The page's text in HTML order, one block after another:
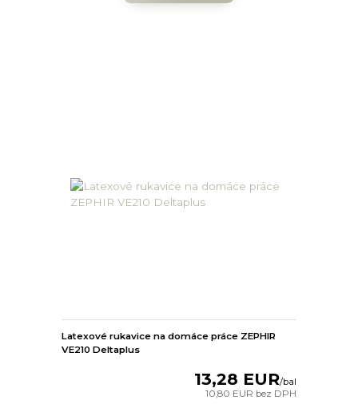
Latexové rukavice na domáce práce ZEPHIR
VE210 Deltaplus
13,28 EUR/bal
10,80 EUR bez DPH